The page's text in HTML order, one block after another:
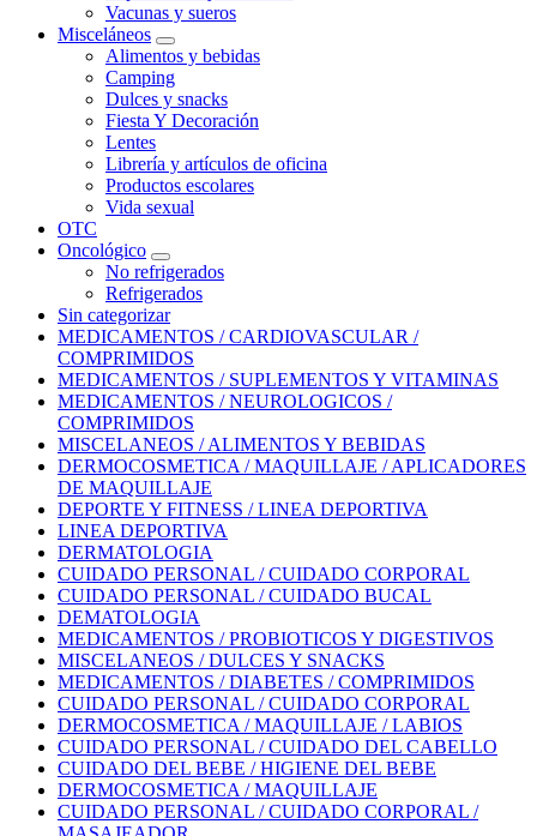
Vacunas y sueros
Misceláneos
Alimentos y bebidas
Camping
Dulces y snacks
Fiesta Y Decoración
Lentes
Librería y artículos de oficina
Productos escolares
Vida sexual
OTC
Oncológico
No refrigerados
Refrigerados
Sin categorizar
MEDICAMENTOS / CARDIOVASCULAR /
COMPRIMIDOS
MEDICAMENTOS / SUPLEMENTOS Y VITAMINAS
MEDICAMENTOS / NEUROLOGICOS /
COMPRIMIDOS
MISCELANEOS / ALIMENTOS Y BEBIDAS
DERMOCOSMETICA / MAQUILLAJE / APLICADORES
DE MAQUILLAJE
DEPORTE Y FITNESS / LINEA DEPORTIVA
LINEA DEPORTIVA
DERMATOLOGIA
CUIDADO PERSONAL / CUIDADO CORPORAL
CUIDADO PERSONAL / CUIDADO BUCAL
DEMATOLOGIA
MEDICAMENTOS / PROBIOTICOS Y DIGESTIVOS
MISCELANEOS / DULCES Y SNACKS
MEDICAMENTOS / DIABETES / COMPRIMIDOS
CUIDADO PERSONAL / CUIDADO CORPORAL
DERMOCOSMETICA / MAQUILLAJE / LABIOS
CUIDADO PERSONAL / CUIDADO DEL CABELLO
CUIDADO DEL BEBE / HIGIENE DEL BEBE
DERMOCOSMETICA / MAQUILLAJE
CUIDADO PERSONAL / CUIDADO CORPORAL /